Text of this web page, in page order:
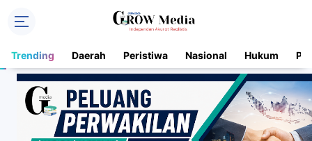
Trending Daerah Peristiwa Nasional Hukum